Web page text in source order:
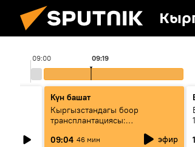
09:00 09:19
Күн башат
Кыргызстандагы боор
трансплантациясы:
жетишкендиктер жана өнүгүү
келечеги
09:04 46 мин эфир